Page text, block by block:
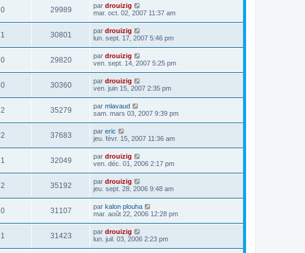
0 29989 par drouizig
mar. oct. 02, 2007 11:37 am
1 30801 par drouizig
lun. sept. 17, 2007 5:46 pm
0 29820 par drouizig
ven. sept. 14, 2007 5:25 pm
0 30360 par drouizig
ven. juin 15, 2007 2:35 pm
2 35279 par mlavaud
sam. mars 03, 2007 9:39 pm
2 37683 par eric
jeu. févr. 15, 2007 11:36 am
1 32049 par drouizig
ven. déc. 01, 2006 2:17 pm
2 35192 par drouizig
jeu. sept. 28, 2006 9:48 am
0 31107 par kalon plouha
mar. août 22, 2006 12:28 pm
1 31423 par drouizig
lun. juil. 03, 2006 2:23 pm